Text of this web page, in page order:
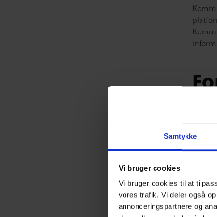
Samtykke
Vi bruger cookies
Vi bruger cookies til at
vores trafik. Vi deler også
annonceringspartnere og
en
• at